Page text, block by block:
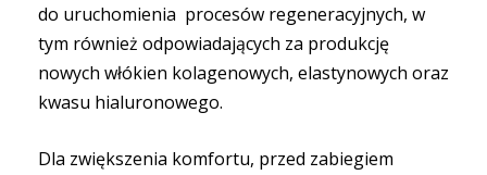
do uruchomienia procesów regeneracyjnych, w
tym również odpowiadających za produkcję
nowych włókien kolagenowych, elastynowych oraz
kwasu hialuronowego.
Dla zwiększenia komfortu, przed zabiegiem